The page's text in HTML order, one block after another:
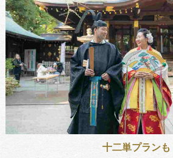
十二単プランも